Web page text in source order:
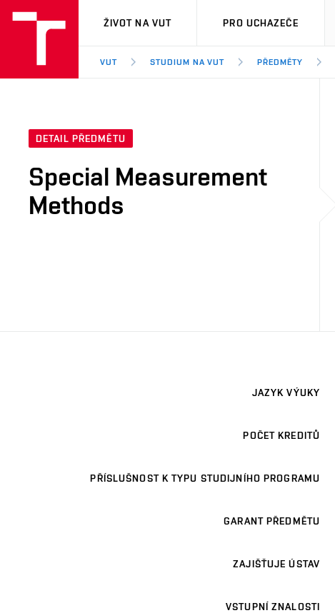
VUT
ŽIVOT NA VUT PRO UCHAZEČE
VUT STUDIUM NA VUT PŘEDMĚTY
DETAIL PŘEDMĚTU
Special Measurement
Methods
JAZYK VÝUKY
POČET KREDITŮ
PŘÍSLUŠNOST K TYPU STUDIJNÍHO PROGRAMU
GARANT PŘEDMĚTU
ZAJIŠŤUJE ÚSTAV
VSTUPNÍ ZNALOSTI